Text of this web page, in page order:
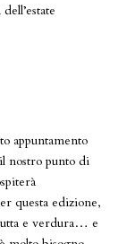
appuntamento
nostro punto di
questa edizione,
e verdura… e